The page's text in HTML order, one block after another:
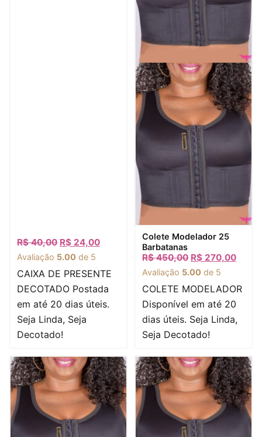
R$40,00 R$ 24,00
Avaliação 5.00 de 5
CAIXA DE PRESENTE
DECOTADO Postada
em até 20 dias úteis.
Seja Linda, Seja
Decotado!
Visualização rápida
Colete Modelador 25
Barbatanas
R$450,00 R$ 270,00
Avaliação 5.00 de 5
COLETE MODELADOR
Disponível em até 20
dias úteis. Seja Linda,
Seja Decotado!